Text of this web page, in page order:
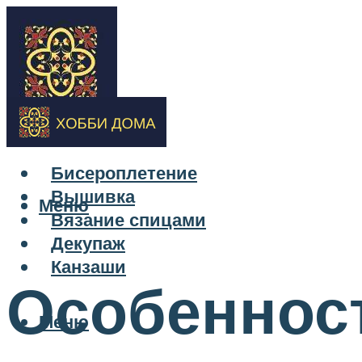
Бисероплетение
Вышивка
Вязание спицами
Декупаж
Канзаши
Меню
Меню